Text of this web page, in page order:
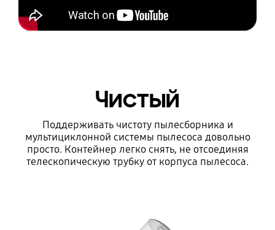
Чистый
Поддерживать чистоту пылесборника и
мультициклонной системы пылесоса довольно
просто. Контейнер легко снять, не отсоединяя
телескопическую трубку от корпуса пылесоса.